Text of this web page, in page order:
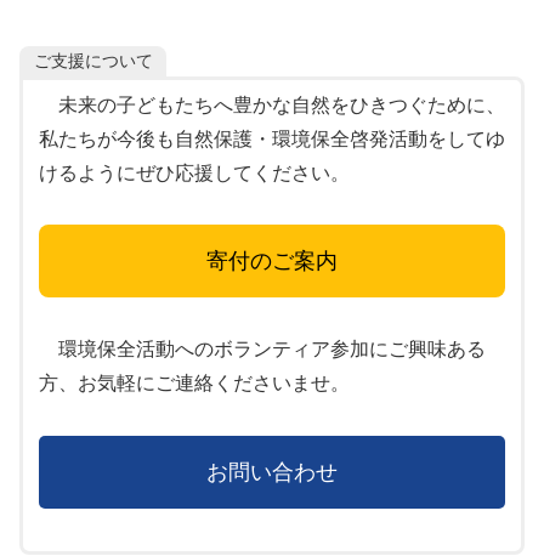
ご支援について
未来の子どもたちへ豊かな自然をひきつぐために、
私たちが今後も自然保護・環境保全啓発活動をしてゆ
けるようにぜひ応援してください。
寄付のご案内
環境保全活動へのボランティア参加にご興味ある
方、お気軽にご連絡くださいませ。
お問い合わせ